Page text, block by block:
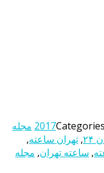
Categories
مجله
, تهران ساعته,
, ساعته تهران, مجله